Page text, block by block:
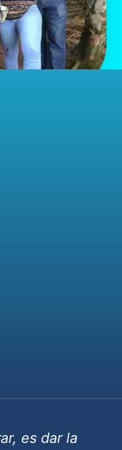
es dar la